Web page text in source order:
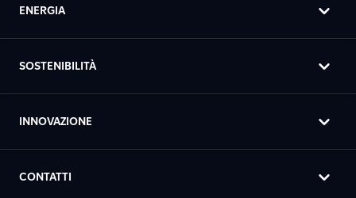
ENERGIA
SOSTENIBILITÀ
INNOVAZIONE
CONTATTI